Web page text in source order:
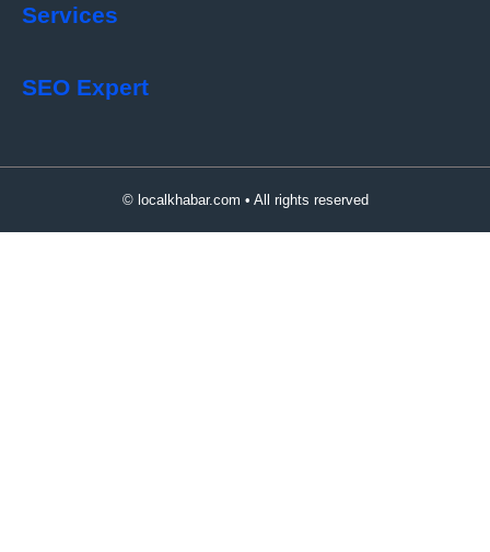
Services
SEO Expert
© localkhabar.com • All rights reserved